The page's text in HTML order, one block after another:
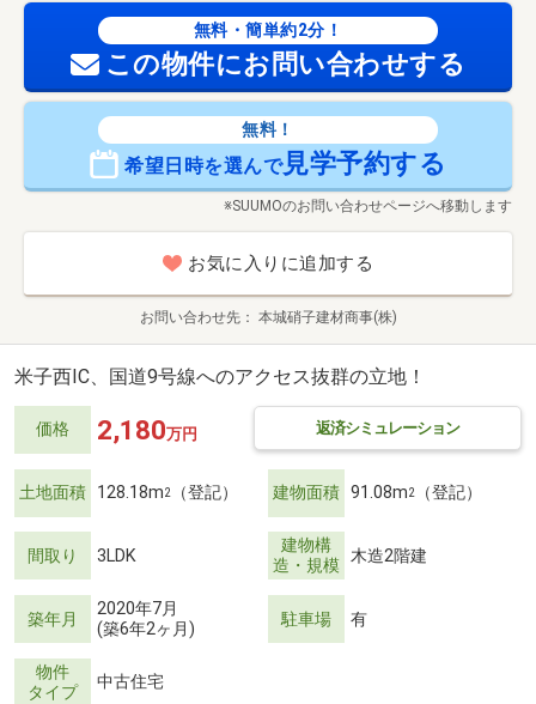
無料・簡単約2分！
この物件にお問い合わせする
無料！
希望日時を選んで見学予約する
※SUUMOのお問い合わせページへ移動します
お気に入りに追加する
お問い合わせ先 本城硝子建材商事(株)
米子西IC、国道9号線へのアクセス抜群の立地！
価格 返済シミュレーション
2,180万円
土地面積 128.18m2 （登記） 建物面積 91.08m2 （登記）
間取り 3LDK
建物構
造・規模 木造2階建
築年月
2020年7月
(築6年2ヶ月)
駐車場 有
物件
タイプ
中古住宅